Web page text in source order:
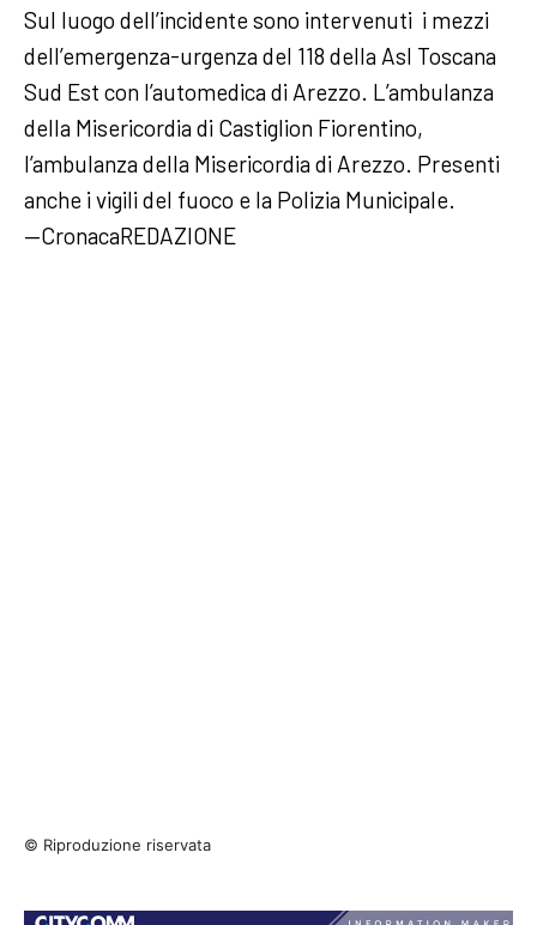
Sul luogo dell’incidente sono intervenuti i mezzi
dell’emergenza-urgenza del 118 della Asl Toscana
Sud Est con l’automedica di Arezzo. L’ambulanza
della Misericordia di Castiglion Fiorentino,
l’ambulanza della Misericordia di Arezzo. Presenti
anche i vigili del fuoco e la Polizia Municipale.
—CronacaREDAZIONE
© Riproduzione riservata